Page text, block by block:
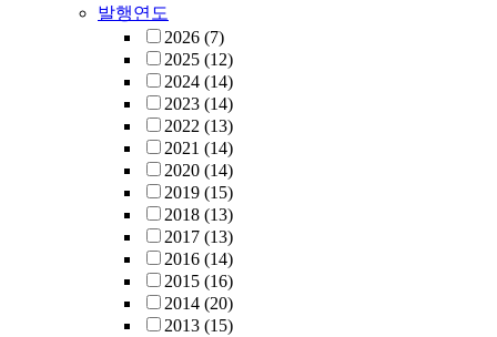
발행연도
2026 (7)
2025 (12)
2024 (14)
2023 (14)
2022 (13)
2021 (14)
2020 (14)
2019 (15)
2018 (13)
2017 (13)
2016 (14)
2015 (16)
2014 (20)
2013 (15)